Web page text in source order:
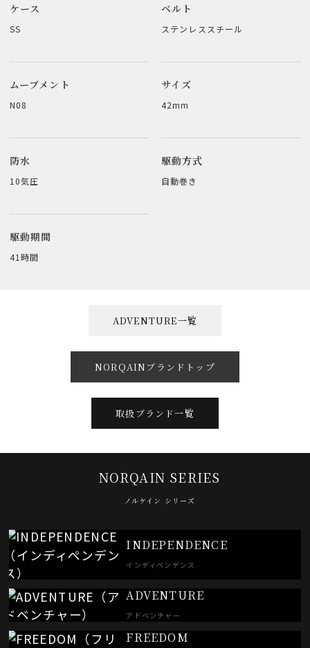
ケース
SS
ベルト
ステンレススチール
ムーブメント
N08
サイズ
42mm
防水
10気圧
駆動方式
自動巻き
駆動期間
41時間
ADVENTURE一覧
NORQAINブランドトップ
取扱ブランド一覧
NORQAIN SERIES
ノルケイン シリーズ
INDEPENDENCE
インディペンデンス
ADVENTURE
アドベンチャー
FREEDOM